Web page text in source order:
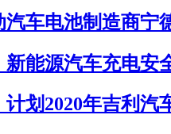
汽车电池制造商宁
新能源汽车充电安
计划2020年吉利汽